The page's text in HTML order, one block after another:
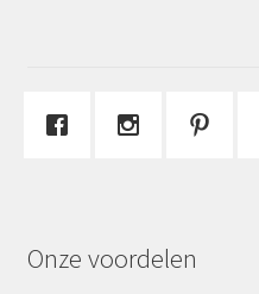
Onze voordelen